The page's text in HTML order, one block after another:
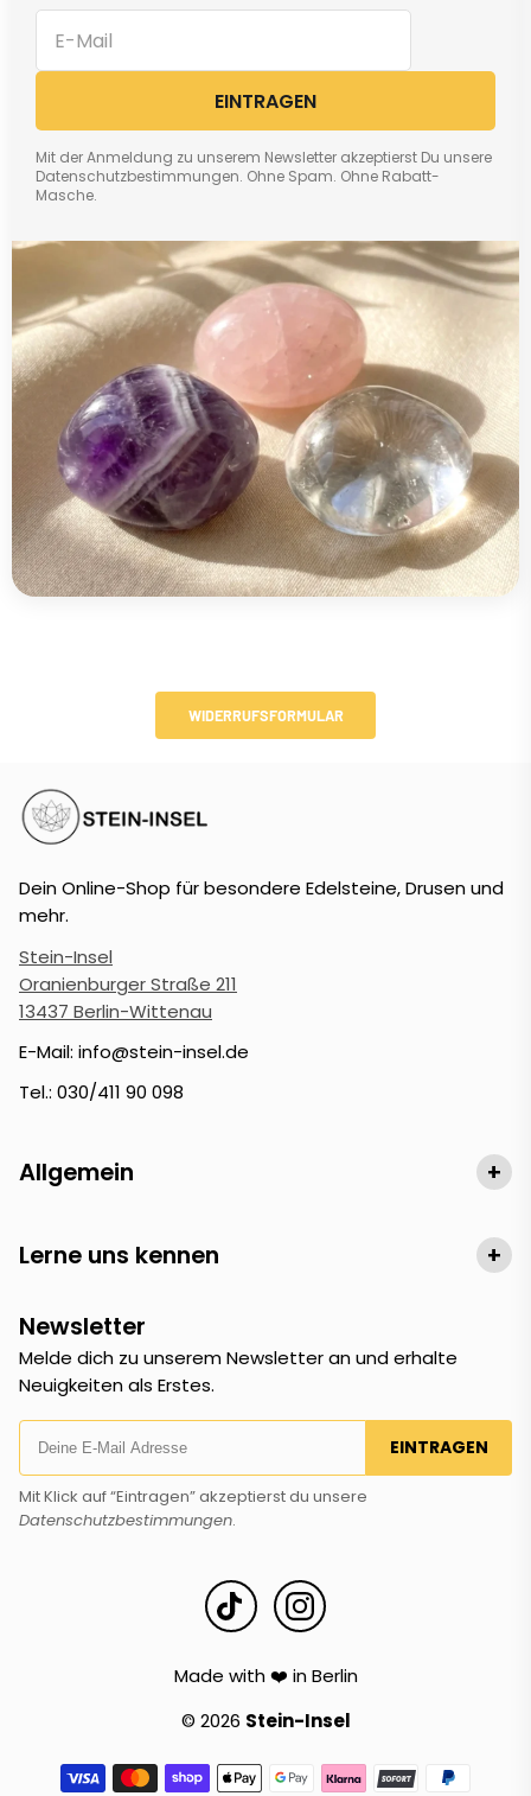
EINTRAGEN
Mit der Anmeldung zu unserem Newsletter akzeptierst Du unsere
Datenschutzbestimmungen. Ohne Spam. Ohne Rabatt-
Masche.
WIDERRUFSFORMULAR
Dein Online-Shop für besondere Edelsteine, Drusen und
mehr.
Stein-Insel
Oranienburger Straße 211
13437 Berlin-Wittenau
E-Mail: info@stein-insel.de
Tel.: 030/411 90 098
Allgemein +
Lerne uns kennen +
Newsletter
Melde dich zu unserem Newsletter an und erhalte
Neuigkeiten als Erstes.
EINTRAGEN
Mit Klick auf “Eintragen” akzeptierst du unsere
Datenschutzbestimmungen.
Made with ❤️ in Berlin
© 2026 Stein-Insel